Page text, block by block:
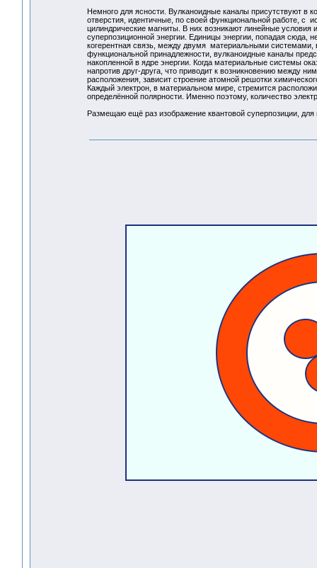
Немного для ясности. Вулканоидные каналы присутствуют
отверстия, идентичные, по своей функциональной работе, с
цилиндрические магниты. В них возникают линейные
суперпозиционной энергии. Единицы энергии, попадая сюда,
когерентная связь, между двумя материальными системами,
функциональной принадлежности, вулканоидные каналы
накопленной в ядре энергии. Когда материальные системы
напротив друг-друга, что приводит к возникновению между
расположения, зависит строение атомной решотки
Каждый электрон, в материальном мире, стремится
определённой полярности. Именно поэтому, количество
Размещаю ещё раз изображение квантовой суперпозиции,